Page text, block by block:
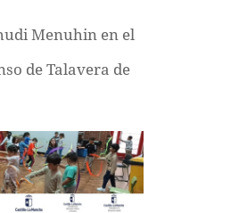
Menuhin en el
de Talavera de